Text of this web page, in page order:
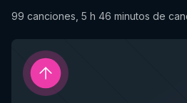
99 canciones, 5 h 46 minutos de